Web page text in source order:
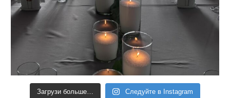
Загрузи больше… Следуйте в Instagram